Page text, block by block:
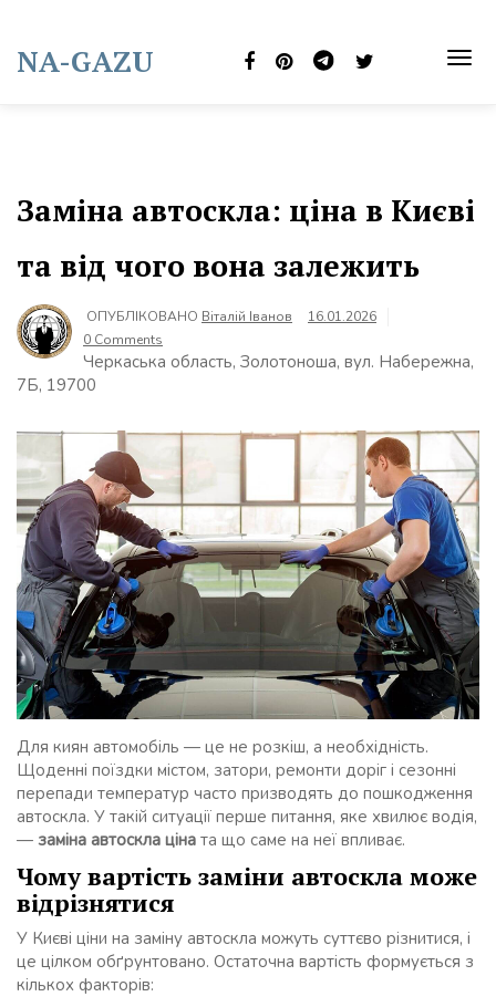
content
NA-GAZU
Заміна автоскла: ціна в Києві
та від чого вона залежить
ОПУБЛІКОВАНО Віталій Іванов
16.01.2026
0 Comments
Черкаська область, Золотоноша, вул. Набережна,
7Б, 19700
Для киян автомобіль — це не розкіш, а необхідність.
Щоденні поїздки містом, затори, ремонти доріг і сезонні
перепади температур часто призводять до пошкодження
автоскла. У такій ситуації перше питання, яке хвилює водія,
— заміна автоскла ціна та що саме на неї впливає.
Чому вартість заміни автоскла може
відрізнятися
У Києві ціни на заміну автоскла можуть суттєво різнитися, і
це цілком обґрунтовано. Остаточна вартість формується з
кількох факторів: